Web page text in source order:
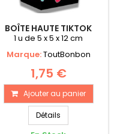
BOÎTE HAUTE TIKTOK
1 u de 5 x 5 x 12 cm
Marque:ToutBonbon
1,75 €
Ajouter au panier
Détails